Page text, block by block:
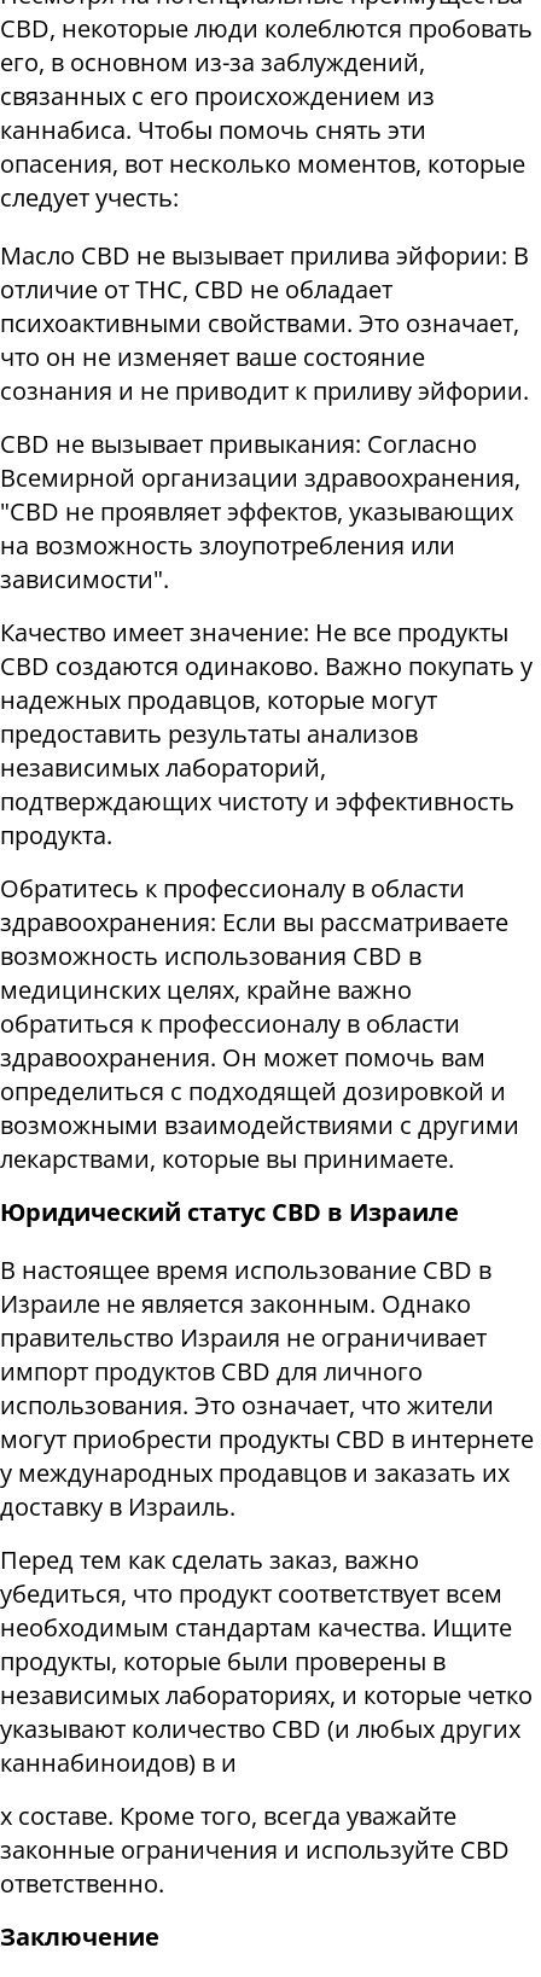
CBD, некоторые люди колеблются пробовать
его, в основном из-за заблуждений,
связанных с его происхождением из
каннабиса. Чтобы помочь снять эти
опасения, вот несколько моментов, которые
следует учесть:
Масло CBD не вызывает прилива эйфории: В
отличие от THC, CBD не обладает
психоактивными свойствами. Это означает,
что он не изменяет ваше состояние
сознания и не приводит к приливу эйфории.
CBD не вызывает привыкания: Согласно
Всемирной организации здравоохранения,
"CBD не проявляет эффектов, указывающих
на возможность злоупотребления или
зависимости".
Качество имеет значение: Не все продукты
CBD создаются одинаково. Важно покупать у
надежных продавцов, которые могут
предоставить результаты анализов
независимых лабораторий,
подтверждающих чистоту и эффективность
продукта.
Обратитесь к профессионалу в области
здравоохранения: Если вы рассматриваете
возможность использования CBD в
медицинских целях, крайне важно
обратиться к профессионалу в области
здравоохранения. Он может помочь вам
определиться с подходящей дозировкой и
возможными взаимодействиями с другими
лекарствами, которые вы принимаете.
Юридический статус CBD в Израиле
В настоящее время использование CBD в
Израиле не является законным. Однако
правительство Израиля не ограничивает
импорт продуктов CBD для личного
использования. Это означает, что жители
могут приобрести продукты CBD в интернете
у международных продавцов и заказать их
доставку в Израиль.
Перед тем как сделать заказ, важно
убедиться, что продукт соответствует всем
необходимым стандартам качества. Ищите
продукты, которые были проверены в
независимых лабораториях, и которые четко
указывают количество CBD (и любых других
каннабиноидов) в и
х составе. Кроме того, всегда уважайте
законные ограничения и используйте CBD
ответственно.
Заключение